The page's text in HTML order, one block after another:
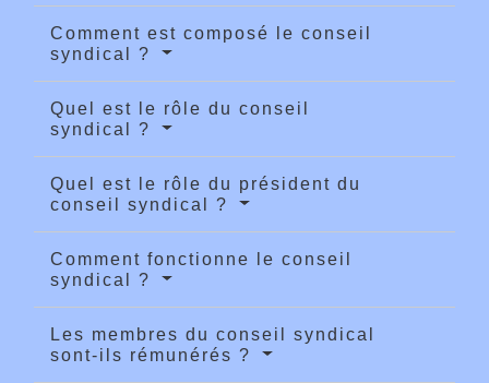
Comment est composé le conseil
syndical ?
Quel est le rôle du conseil
syndical ?
Quel est le rôle du président du
conseil syndical ?
Comment fonctionne le conseil
syndical ?
Les membres du conseil syndical
sont-ils rémunérés ?